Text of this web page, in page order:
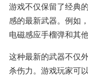
游戏不仅保留了经典
感的最新武器。例如
电磁感应手榴弹和其
这种最新的武器不仅
杀伤力。游戏玩家可